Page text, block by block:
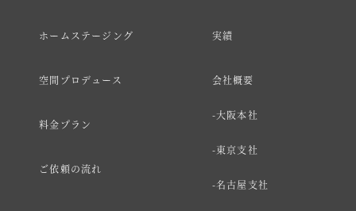
ホームステージング
空間プロデュース
料金プラン
ご依頼の流れ
実績
会社概要
大阪本社
東京支社
名古屋支社